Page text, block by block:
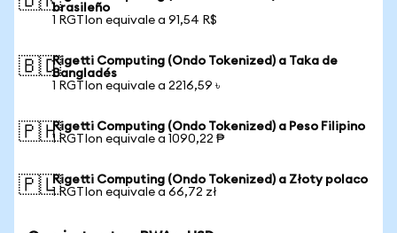
brasileño
1 RGTIon equivale a 91,54 R$
🇧🇩Rigetti Computing (Ondo Tokenized) a Taka de
Bangladés
1 RGTIon equivale a 2216,59 ৳
🇵🇭Rigetti Computing (Ondo Tokenized) a Peso Filipino
1 RGTIon equivale a 1090,22 ₱
🇵🇱Rigetti Computing (Ondo Tokenized) a Złoty polaco
1 RGTIon equivale a 66,72 zł